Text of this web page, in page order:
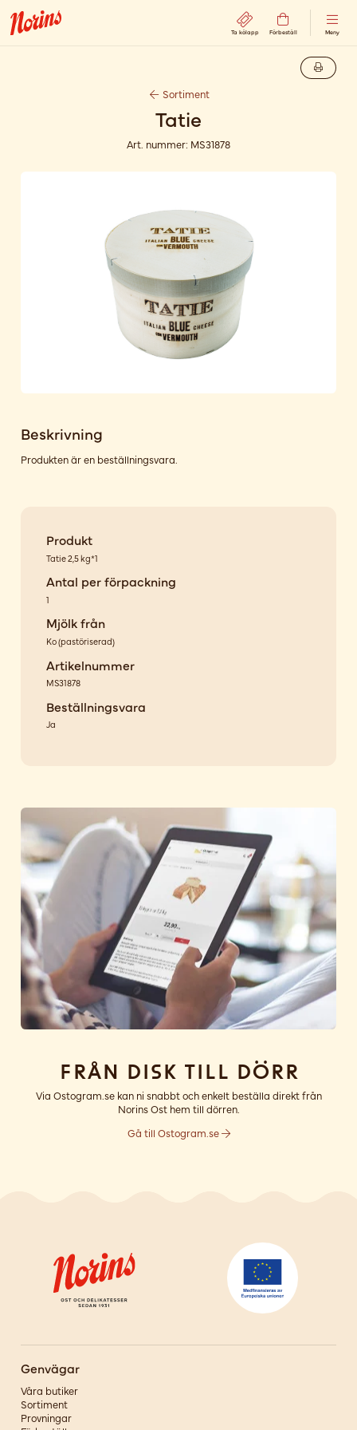
Ta kölapp Förbeställ Meny
Sortiment
Tatie
Art. nummer: MS31878
Beskrivning
Produkten är en beställningsvara.
Produkt
Tatie 2,5 kg*1
Antal per förpackning
1
Mjölk från
Ko(pastöriserad)
Artikelnummer
MS31878
Beställningsvara
Ja
Från disk till dörr
Via Ostogram.se kan ni snabbt och enkelt beställa direkt från
Norins Ost hem till dörren.
Gå till Ostogram.se
Genvägar
Våra butiker
Sortiment
Provningar